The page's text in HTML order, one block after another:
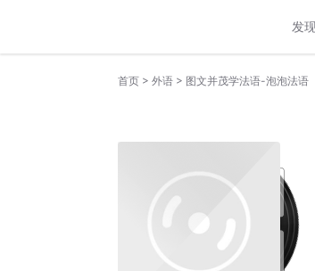
发
首页 > 外语 > 图文并茂学法语-泡泡法语